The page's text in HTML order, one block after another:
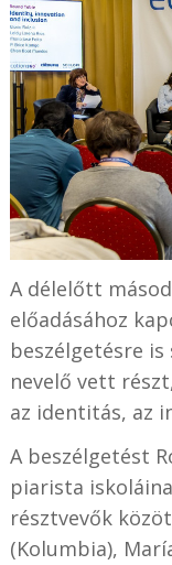
A délelőtt
előadásához
beszélgetésre
nevelő vett
az identitás, az
A beszélgetést
piarista
résztvevők
(Kolumbia),